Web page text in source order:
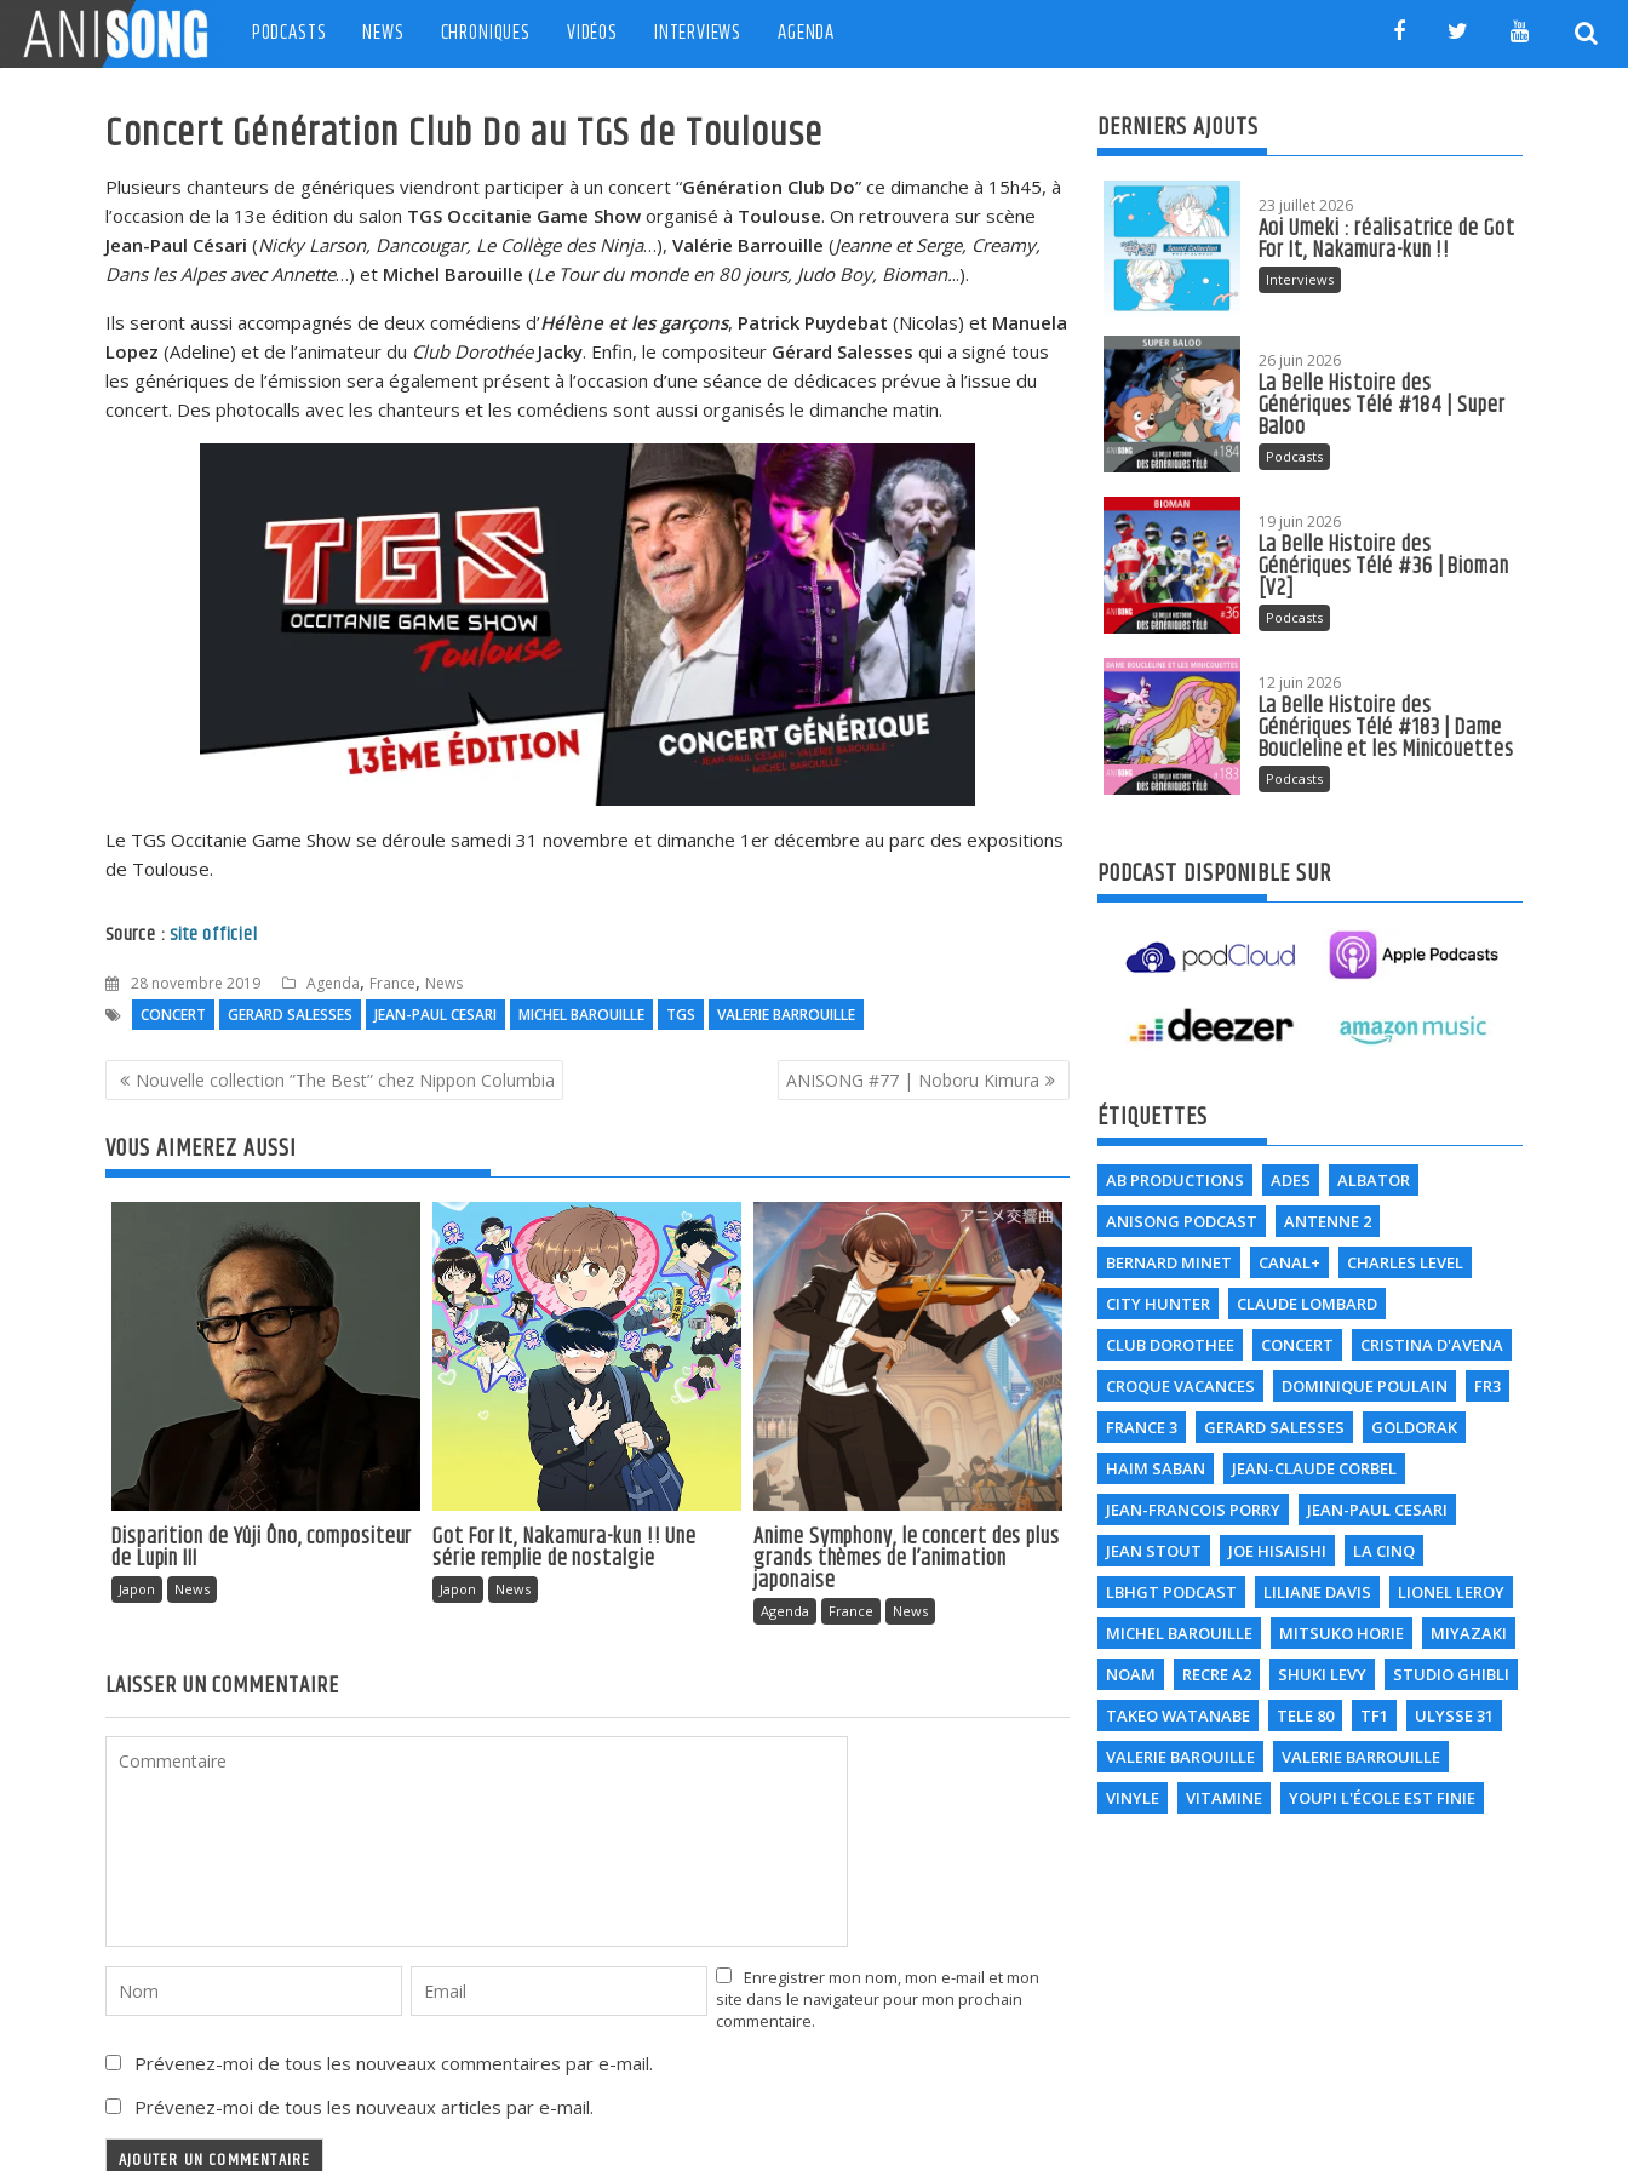
content
PODCASTS NEWS CHRONIQUES VIDÉOS INTERVIEWS AGENDA
Concert Génération Club Do au TGS de Toulouse
Plusieurs chanteurs de génériques viendront participer à un concert “Génération Club Do” ce dimanche à 15h45, à
l’occasion de la 13e édition du salon TGS Occitanie Game Show organisé à Toulouse. On retrouvera sur scène
Jean-Paul Césari (Nicky Larson, Dancougar, Le Collège des Ninja…), Valérie Barrouille (Jeanne et Serge, Creamy,
Dans les Alpes avec Annette…) et Michel Barouille (Le Tour du monde en 80 jours, Judo Boy, Bioman...).
Ils seront aussi accompagnés de deux comédiens d’Hélène et les garçons, Patrick Puydebat (Nicolas) et Manuela
Lopez (Adeline) et de l’animateur du Club Dorothée Jacky. Enfin, le compositeur Gérard Salesses qui a signé tous
les génériques de l’émission sera également présent à l’occasion d’une séance de dédicaces prévue à l’issue du
concert. Des photocalls avec les chanteurs et les comédiens sont aussi organisés le dimanche matin.
Le TGS Occitanie Game Show se déroule samedi 31 novembre et dimanche 1er décembre au parc des expositions
de Toulouse.
Source :site officiel
28 novembre 2019 Agenda, France, News
CONCERT
GERARD SALESSES JEAN-PAUL CESARI MICHEL BAROUILLE TGS VALERIE BARROUILLE
Navigation
de
l’article
Nouvelle collection ”The Best” chez Nippon Columbia ANISONG #77 | Noboru Kimura
VOUS AIMEREZ AUSSI
Disparition de Yûji Ôno, compositeur
de Lupin III
Japon News
Got For It, Nakamura-kun !! Une
série remplie de nostalgie
Japon News
Anime Symphony, le concert des plus
grands thèmes de l’animation
japonaise
Agenda France News
LAISSER UN COMMENTAIRE
Enregistrer mon nom, mon e-mail et mon
site dans le navigateur pour mon prochain
commentaire.
Prévenez-moi de tous les nouveaux commentaires par e-mail.
Prévenez-moi de tous les nouveaux articles par e-mail.
DERNIERS AJOUTS
23 juillet 2026
Aoi Umeki : réalisatrice de Got
For It, Nakamura-kun !!
Interviews
26 juin 2026
La Belle Histoire des
Génériques Télé #184 | Super
Baloo
Podcasts
19 juin 2026
La Belle Histoire des
Génériques Télé #36 | Bioman
[V2]
Podcasts
12 juin 2026
La Belle Histoire des
Génériques Télé #183 | Dame
Boucleline et les Minicouettes
Podcasts
PODCAST DISPONIBLE SUR
ÉTIQUETTES
AB PRODUCTIONS ADES
ALBATOR
ANISONG PODCAST
ANTENNE 2
BERNARD MINET
CANAL+
CHARLES LEVEL
CITY HUNTER
CLAUDE LOMBARD
CLUB DOROTHEE
CONCERT
CRISTINA D'AVENA
CROQUE VACANCES
DOMINIQUE POULAIN
FR3
FRANCE 3
GERARD SALESSES
GOLDORAK
HAIM SABAN
JEAN-CLAUDE CORBEL
JEAN-FRANCOIS PORRY
JEAN-PAUL CESARI
JEAN STOUT
JOE HISAISHI
LA CINQ
LBHGT PODCAST
LILIANE DAVIS
LIONEL LEROY
MICHEL BAROUILLE
MITSUKO HORIE
MIYAZAKI
NOAM
RECRE A2 SHUKI LEVY
STUDIO GHIBLI
TAKEO WATANABE
TELE 80 TF1
ULYSSE 31
VALERIE BAROUILLE
VALERIE BARROUILLE
VINYLE
VITAMINE YOUPI L'ÉCOLE EST FINIE